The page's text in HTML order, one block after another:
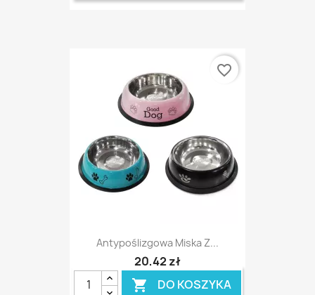
Antypoślizgowa Miska Z...
20,42 zł
 DO KOSZYKA
favorite_border